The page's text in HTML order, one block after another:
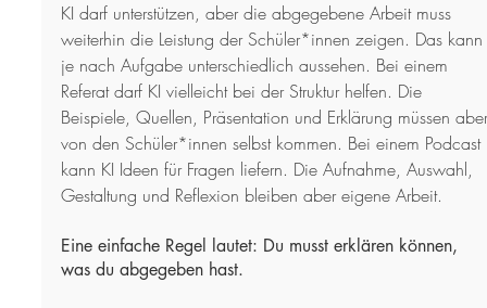
KI darf unterstützen, aber die abgegebene Arbeit muss
weiterhin die Leistung der Schüler*innen zeigen. Das kann
je nach Aufgabe unterschiedlich aussehen. Bei einem
Referat darf KI vielleicht bei der Struktur helfen. Die
Beispiele, Quellen, Präsentation und Erklärung müssen
von den Schüler*innen selbst kommen. Bei einem Podcast
kann KI Ideen für Fragen liefern. Die Aufnahme, Auswahl,
Gestaltung und Reflexion bleiben aber eigene Arbeit.
Eine einfache Regel lautet: Du musst erklären können,
was du abgegeben hast.